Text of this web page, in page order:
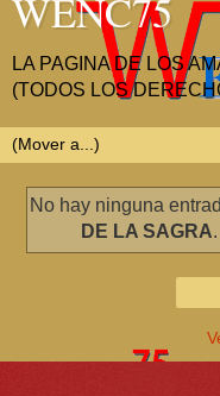
WENC75
LA PAGINA DE LOS
(TODOS LOS
No hay ninguna
DE LA SAGRA.